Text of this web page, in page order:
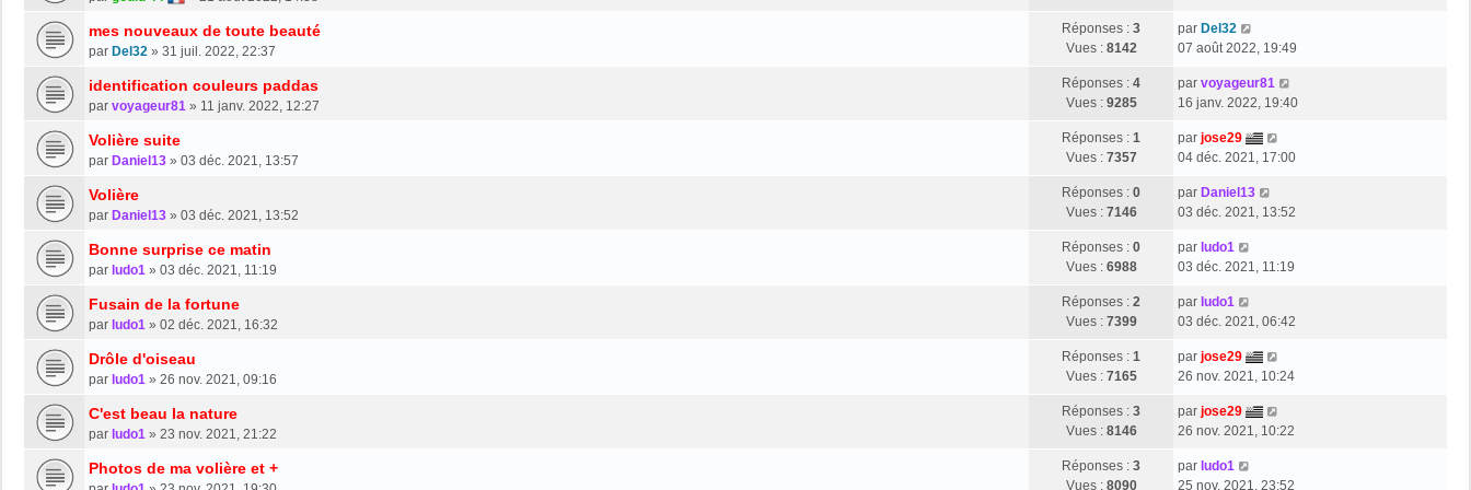
mes nouveaux de toute beauté
par Del32 » 31 juil. 2022, 22:37
Réponses : 3
Vues : 8142
par Del32
07 août 2022, 19:49
identification couleurs paddas
par voyageur81 » 11 janv. 2022, 12:27
Réponses : 4
Vues : 9285
par voyageur81
16 janv. 2022, 19:40
Volière suite
par Daniel13 » 03 déc. 2021, 13:57
Réponses : 1
Vues : 7357
par jose29
04 déc. 2021, 17:00
Volière
par Daniel13 » 03 déc. 2021, 13:52
Réponses : 0
Vues : 7146
par Daniel13
03 déc. 2021, 13:52
Bonne surprise ce matin
par ludo1 » 03 déc. 2021, 11:19
Réponses : 0
Vues : 6988
par ludo1
03 déc. 2021, 11:19
Fusain de la fortune
par ludo1 » 02 déc. 2021, 16:32
Réponses : 2
Vues : 7399
par ludo1
03 déc. 2021, 06:42
Drôle d'oiseau
par ludo1 » 26 nov. 2021, 09:16
Réponses : 1
Vues : 7165
par jose29
26 nov. 2021, 10:24
C'est beau la nature
par ludo1 » 23 nov. 2021, 21:22
Réponses : 3
Vues : 8146
par jose29
26 nov. 2021, 10:22
Photos de ma volière et + Réponses : 3
Vues : 8090
par ludo1
25 nov. 2021, 23:52